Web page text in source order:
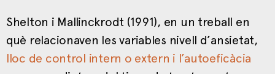
Shelton i Mallinckrodt (1991), en un treball en
què relacionaven les variables nivell d’ansietat,
lloc de control intern o extern i l’autoeficàcia